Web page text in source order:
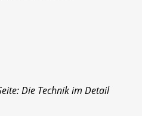
Die Technik im Detail